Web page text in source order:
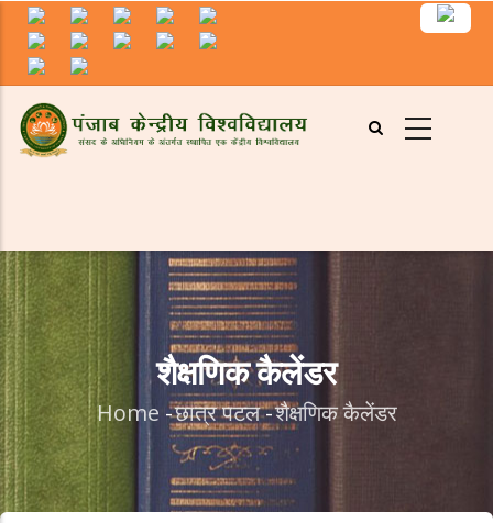
Skip
main
शैक्षणिक कैलेंडर
Breadcrumb
Home -छात्र पटल-शैक्षणिक कैलेंडर